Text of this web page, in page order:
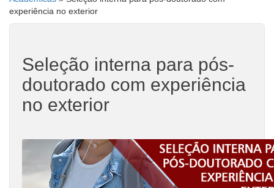
experiência no exterior
Seleção interna para pós-
doutorado com experiência
no exterior